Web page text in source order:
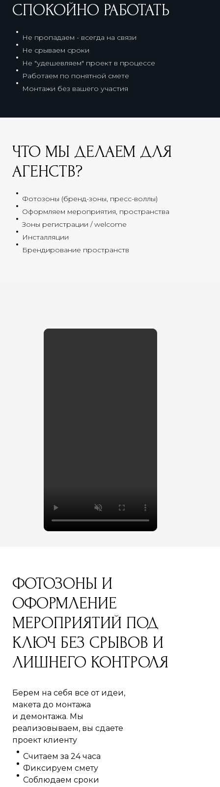
Не пропадаем - всегда на связи
Не срываем сроки
Не "удешевляем" проект в процессе
Работаем по понятной смете
Монтажи без вашего участия
СПОКОЙНО РАБОТАТЬ
Фотозоны (бренд-зоны, пресс-воллы)
Оформляем мероприятия, пространства
Зоны регистрации / welcome
Инсталляции
Брендирование пространств
ЧТО МЫ ДЕЛАЕМ ДЛЯ
АГЕНСТВ?
ФОТОЗОНЫ И
ОФОРМЛЕНИЕ
МЕРОПРИЯТИЙ ПОД
КЛЮЧ БЕЗ СРЫВОВ И
ЛИШНЕГО КОНТРОЛЯ
Считаем за 24 часа
Фиксируем смету
Соблюдаем сроки
Берем на себя все от идеи,
макета до монтажа
и демонтажа. Мы
реализовываем, вы сдаете
проект клиенту
ВИДЕО О НАС